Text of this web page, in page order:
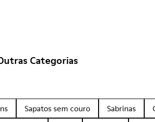
Categorias
Sapatos sem couro Sabrinas